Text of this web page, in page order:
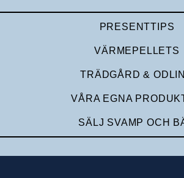
PRESENTTIPS
VÄRMEPELLETS
TRÄDGÅRD &
VÅRA EGNA
SÄLJ SVAMP OCH